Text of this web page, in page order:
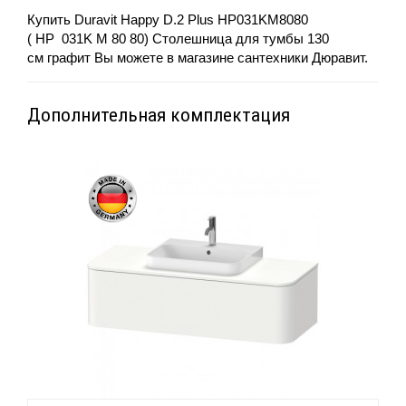
Купить Duravit Happy D.2 Plus HP031KM8080
( HP 031K M 80 80) Столешница для тумбы 130
см графит Вы можете в магазине сантехники Дюравит.
Дополнительная комплектация